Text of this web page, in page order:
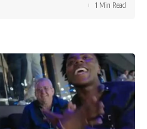
1 Min Read